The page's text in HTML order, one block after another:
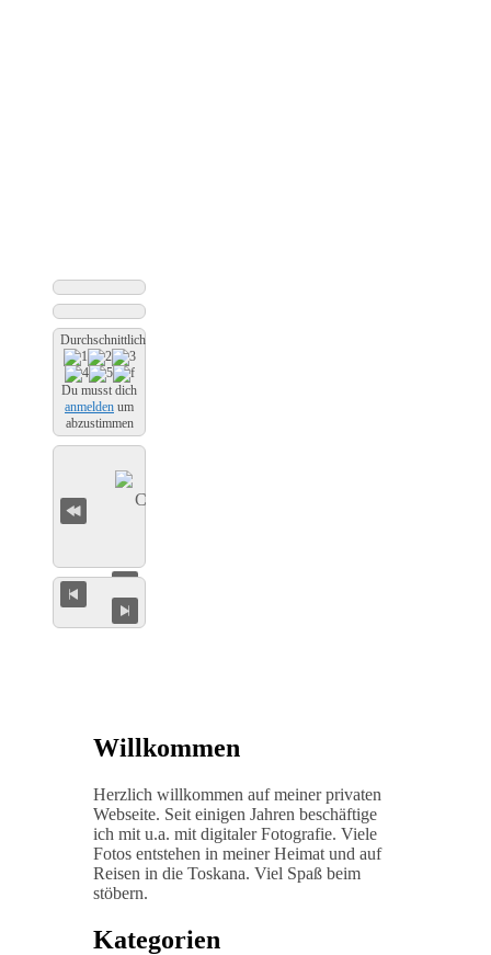
Durchschnittliche Bewertung
Du musst dich
anmelden um
abzustimmen
Willkommen
Herzlich willkommen auf meiner privaten
Webseite. Seit einigen Jahren beschäftige
ich mit u.a. mit digitaler Fotografie. Viele
Fotos entstehen in meiner Heimat und auf
Reisen in die Toskana. Viel Spaß beim
stöbern.
Kategorien